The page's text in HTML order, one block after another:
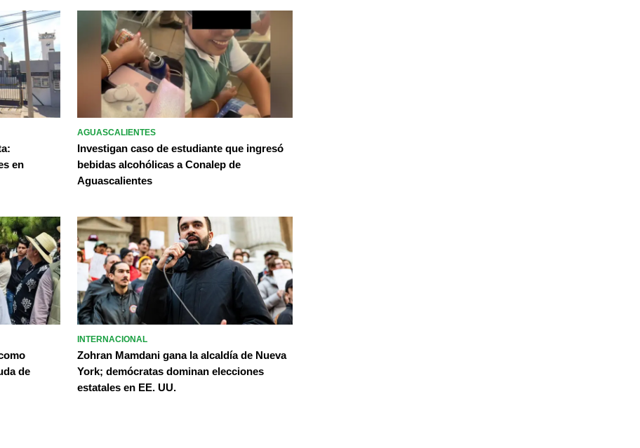
en
AGUASCALIENTES
Investigan caso de estudiante que ingresó
bebidas alcohólicas a Conalep de
Aguascalientes
de
INTERNACIONAL
Zohran Mamdani gana la alcaldía de Nueva
York; demócratas dominan elecciones
estatales en EE. UU.